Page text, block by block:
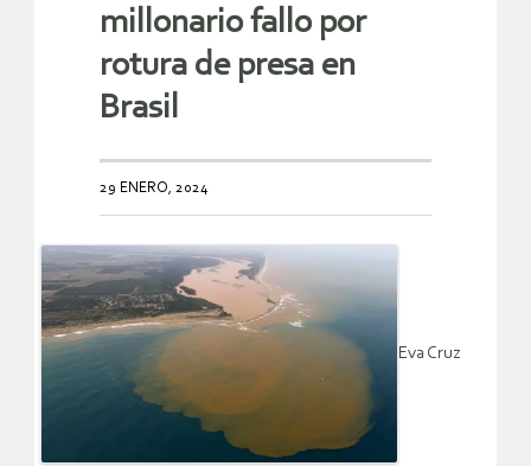
millonario fallo por
rotura de presa en
Brasil
29 ENERO, 2024
Eva Cruz